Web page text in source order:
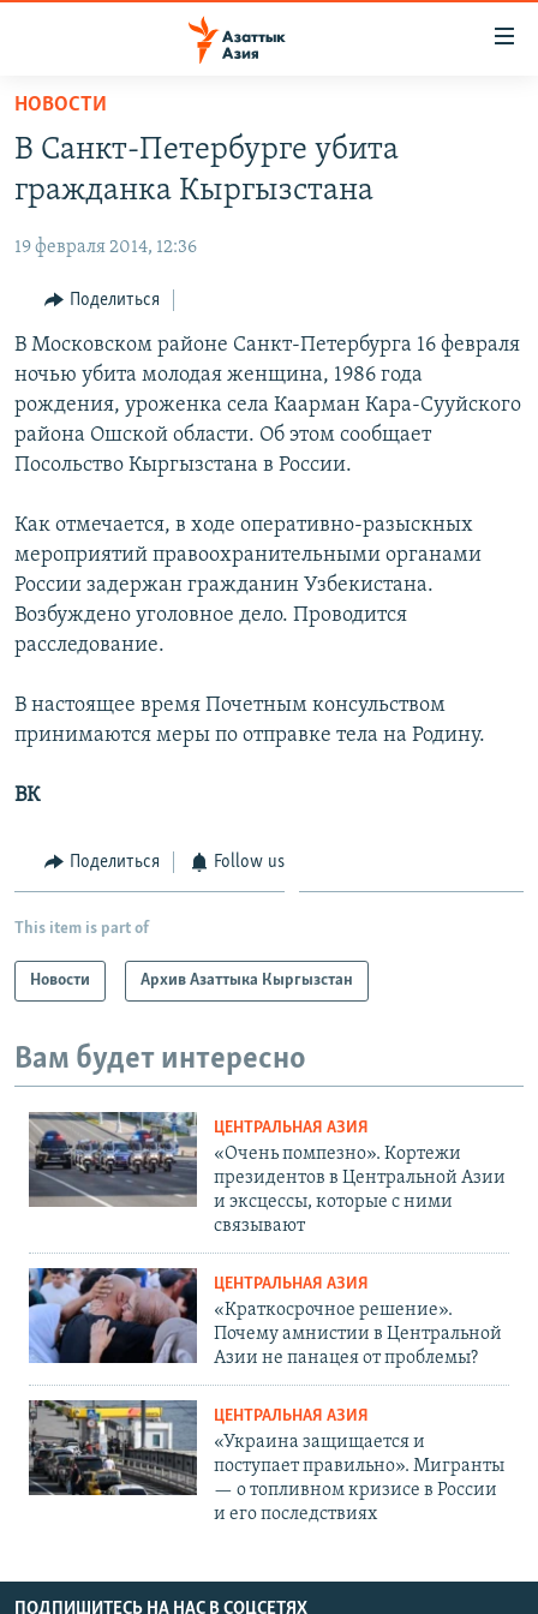
Вернуться
основному
содержанию
Вернутся
навигации
Вернутся
поиску
УЗБЕКИСТАН
ТАДЖИКИСТАН
ВОЙНА В УКРАИНЕ
НА ДРУГИХ ЯЗЫКАХ
ҚАЗАҚША
КЫРГЫЗЧА
ЎЗБЕКЧА
ТОҶИКӢ
TÜRKMENÇE
Все сайты РСЕ/РС
НОВОСТИ
В Санкт-Петербурге убита
гражданка Кыргызстана
19 февраля 2014, 12:36
Поделиться
В Московском районе Санкт-Петербурга 16 февраля
ночью убита молодая женщина, 1986 года
рождения, уроженка села Каарман Кара-Сууйского
района Ошской области. Об этом сообщает
Посольство Кыргызстана в России.
Как отмечается, в ходе оперативно-разыскных
мероприятий правоохранительными органами
России задержан гражданин Узбекистана.
Возбуждено уголовное дело. Проводится
расследование.
В настоящее время Почетным консульством
принимаются меры по отправке тела на Родину.
ВК
Поделиться Follow us
This item is part of
Новости Архив Азаттыка Кыргызстан
Вам будет интересно
ЦЕНТРАЛЬНАЯ АЗИЯ
«Очень помпезно». Кортежи
президентов в Центральной Азии
и эксцессы, которые с ними
связывают
ЦЕНТРАЛЬНАЯ АЗИЯ
«Краткосрочное решение».
Почему амнистии в Центральной
Азии не панацея от проблемы?
ЦЕНТРАЛЬНАЯ АЗИЯ
«Украина защищается и
поступает правильно». Мигранты
— о топливном кризисе в России
и его последствиях
ПОДПИШИТЕСЬ НА НАС В СОЦСЕТЯХ